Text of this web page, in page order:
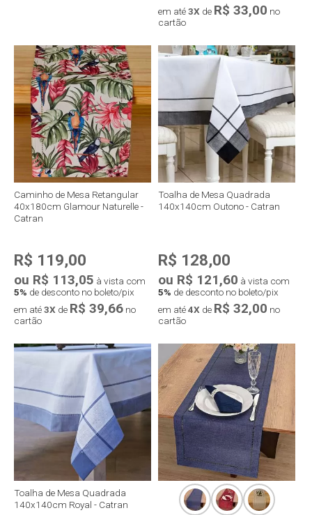
Compra rápida
em até3X de R$ 33,00 no
cartão
Compra rápida
Caminho de Mesa Retangular
40x180cm Glamour Naturelle -
Catran
R$ 119,00
ou R$ 113,05 à vista com
5% de desconto no boleto/pix
em até3X de R$ 39,66 no
cartão
Compra rápida
Toalha de Mesa Quadrada
140x140cm Outono - Catran
R$ 128,00
ou R$ 121,60 à vista com
5% de desconto no boleto/pix
em até4X de R$ 32,00 no
cartão
Compra rápida
Toalha de Mesa Quadrada
140x140cm Royal - Catran